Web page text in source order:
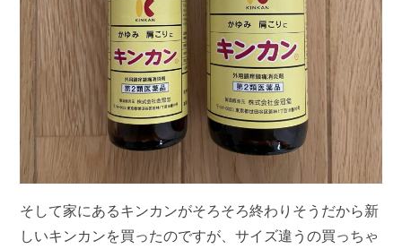
そして家にあるキンカンがそろそろ終わりそうだから新
しいキンカンを買ったのですが、サイズ違うの買っちゃ